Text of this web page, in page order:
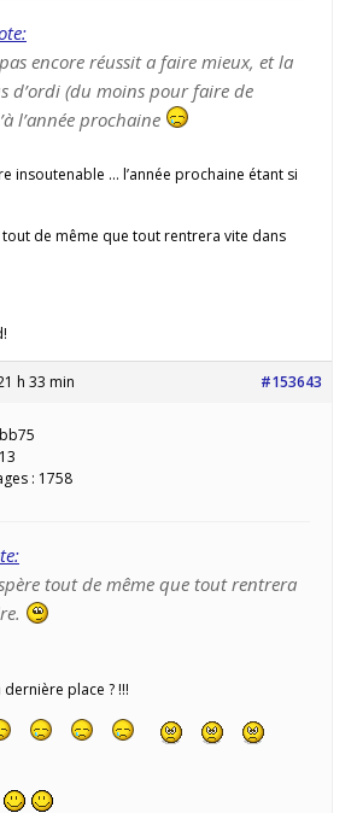
encore réussit a faire mieux, et la
d’ordi (du moins pour faire de
l’année prochaine
insoutenable … l’année prochaine étant si
de même que tout rentrera vite dans
h 33 min #153643
: 1758
tout de même que tout rentrera
place ? !!!